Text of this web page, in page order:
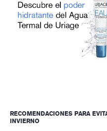
RECOMENDACIONES PARA
INVIERNO